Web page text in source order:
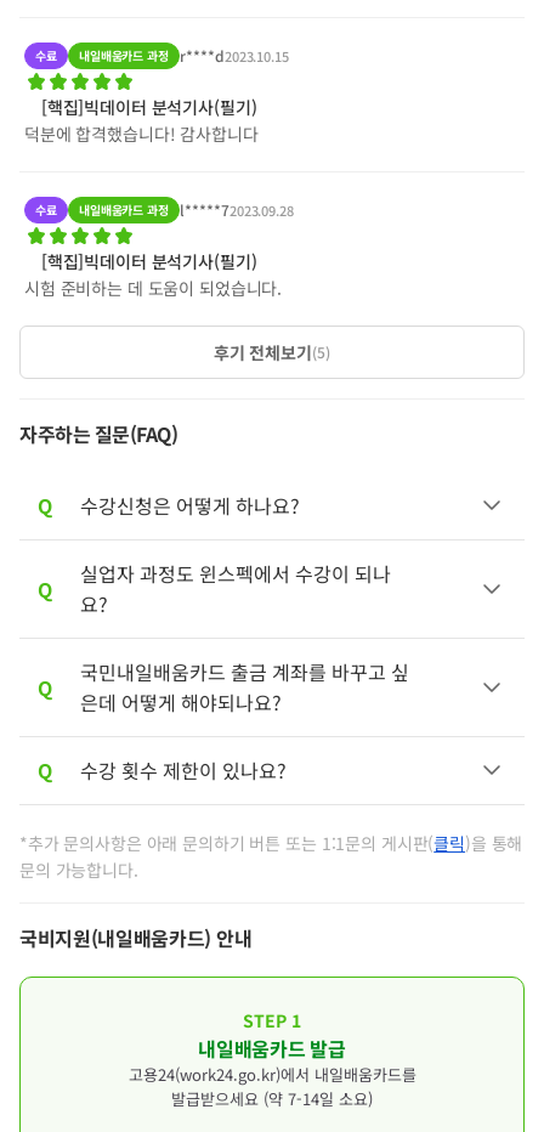
수료 내일배움카드 과정 r****d2023.10.15
[핵집]빅데이터 분석기사(필기)
덕분에 합격했습니다! 감사합니다
수료 내일배움카드 과정 l*****72023.09.28
[핵집]빅데이터 분석기사(필기)
시험 준비하는 데 도움이 되었습니다.
후기 전체보기(5)
자주하는 질문(FAQ)
Q 수강신청은 어떻게 하나요?
A
최우선적으로 내일배움카드를 발급 받으셔
야합니다.
실물 카드를 받으신 이후 고용24 수강신청과
윈스펙 수강신청 및 결제까지 진행이 필요합
니다.
▶ 신청 안내 페이지 참고하고 카드발급 안내 받기
Q
실업자 과정도 윈스펙에서 수강이 되나
요?
A 내일배움카드 과정은근로자(재직자)만 수강
가능합니다.
다만,K디지털 기초역량훈련과정과 일반과정
은 실업자 수강도 가능합니다.
Q
국민내일배움카드 출금 계좌를 바꾸고 싶
은데 어떻게 해야되나요?
A
기존 카드에서 계좌 변경은 불가하며, 내일배
움카드를 새로 발급 받으셔야 합니다.
Q 수강 횟수 제한이 있나요?
A
강의 횟수 제한 없이 지원 한도 내에서 수강
신청이 가능합니다.
주시기 바랍니다.
- 기존: 카드 발급일로부터 연간 훈련 수강 5
회, 동일 직종 훈련과정 3회 제한
- 변경: 강의 횟수 제한 없이 지원 한도 내 수
강 신청 가능
*추가 문의사항은 아래 문의하기 버튼 또는 1:1문의 게시판(1:1문의 게시판
클릭)을 통해
문의 가능합니다.
국비지원(내일배움카드) 안내
STEP 1
내일배움카드 발급
고용24(work24.go.kr)에서 내일배움카드를
발급받으세요 (약 7-14일 소요)